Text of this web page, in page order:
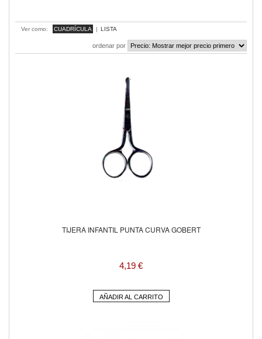
Ver como: CUADRÍCULA | LISTA
ordenar por
TIJERA INFANTIL PUNTA CURVA GOBERT
4,19 €
AÑADIR AL CARRITO